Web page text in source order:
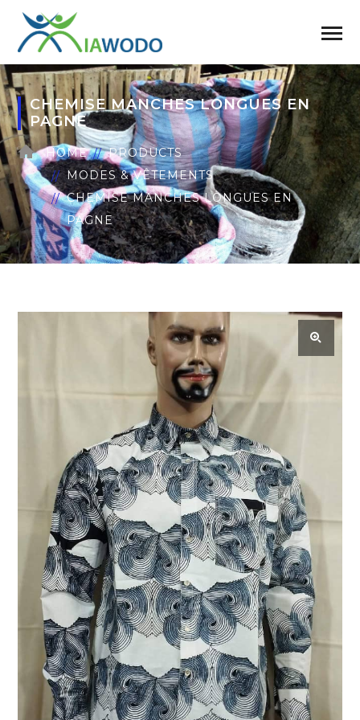
CHEMISE MANCHES LONGUES EN
PAGNE
HOME
PRODUCTS
MODES & VÊTEMENTS
CHEMISE MANCHES LONGUES EN
PAGNE